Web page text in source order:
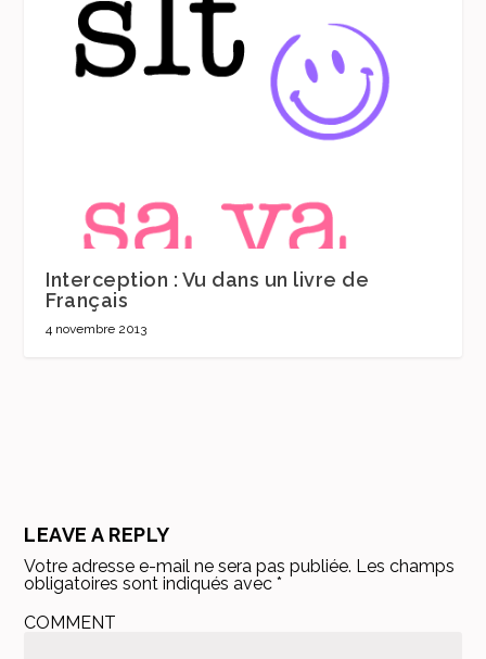
Interception : Vu dans un livre de
Français
4 novembre 2013
LEAVE A REPLY
Votre adresse e-mail ne sera pas publiée. Les champs
obligatoires sont indiqués avec*
COMMENT